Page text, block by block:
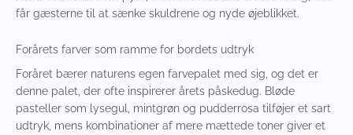
får gæsterne til at sænke skuldrene og nyde øjeblikket.
Forårets farver som ramme for bordets udtryk
Foråret bærer naturens egen farvepalet med sig, og det er
denne palet, der ofte inspirerer årets påskedug. Bløde
pasteller som lysegul, mintgrøn og pudderrosa tilføjer et sart
udtryk, mens kombinationer af mere mættede toner giver et